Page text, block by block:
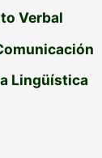
Verbal
Lingüística